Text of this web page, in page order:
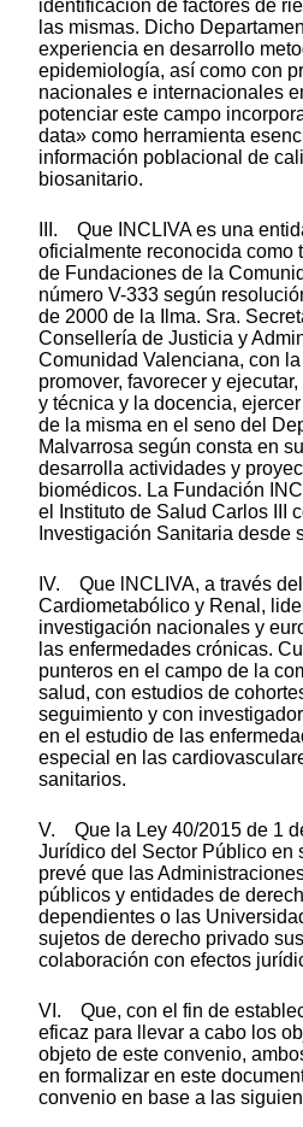
identificación de factores de
las mismas. Dicho
experiencia en desarrollo
epidemiología, así como con
nacionales e internacionales
potenciar este campo
data» como herramienta
información poblacional de
biosanitario.
III. Que INCLIVA es una
oficialmente reconocida como
de Fundaciones de la
número V-333 según
de 2000 de la Ilma. Sra.
Consellería de Justicia y
Comunidad Valenciana, con
promover, favorecer y
y técnica y la docencia,
de la misma en el seno del
Malvarrosa según consta en
desarrolla actividades y
biomédicos. La Fundación
el Instituto de Salud Carlos III
Investigación Sanitaria desde
IV. Que lNCLIVA, a través
Cardiometabólico y Renal,
investigación nacionales y
las enfermedades crónicas.
punteros en el campo de la
salud, con estudios de
seguimiento y con
en el estudio de las
especial en las
sanitarios.
V. Que la Ley 40/2015 de 1
Jurídico del Sector Público en
prevé que las
públicos y entidades de
dependientes o las
sujetos de derecho privado
colaboración con efectos
VI. Que, con el fin de
eficaz para llevar a cabo los
objeto de este convenio,
en formalizar en este
convenio en base a las